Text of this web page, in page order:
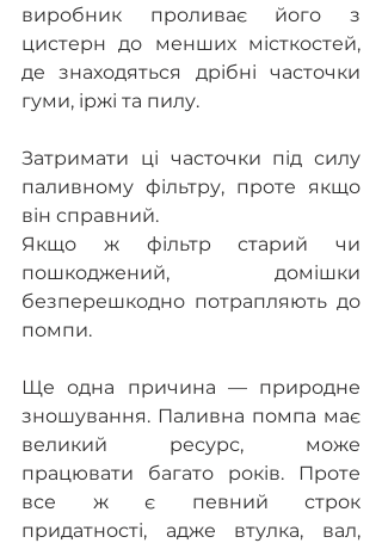
виробник проливає його з
цистерн до менших місткостей,
де знаходяться дрібні часточки
гуми, іржі та пилу.
Затримати ці часточки під силу
паливному фільтру, проте якщо
він справний.
Якщо ж фільтр старий чи
пошкоджений, домішки
безперешкодно потрапляють до
помпи.
Ще одна причина — природне
зношування. Паливна помпа має
великий ресурс, може
працювати багато років. Проте
все ж є певний строк
придатності, адже втулка, вал,